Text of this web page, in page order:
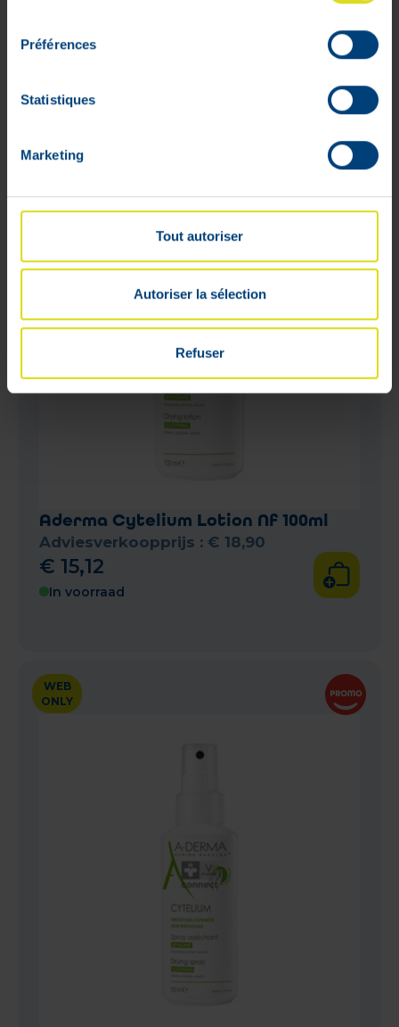
Préférences
Statistiques
Marketing
Tout autoriser
Autoriser la sélection
Refuser
€15,92
WEB
Aderma Cytelium Lotion Nf 100ml
Adviesverkoopprijs : € 18,90
€ 15,12
In voorraad
WEB
ONLY